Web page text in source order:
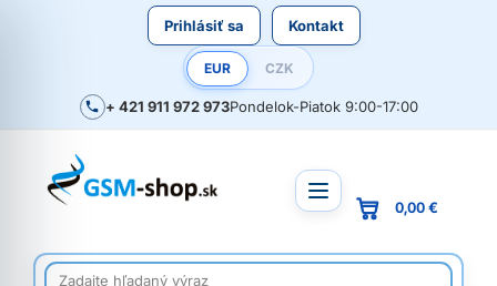
Prihlásiť sa Kontakt
EUR CZK
+ 421 911 972 973Pondelok-Piatok 9:00-17:00
0,00 €